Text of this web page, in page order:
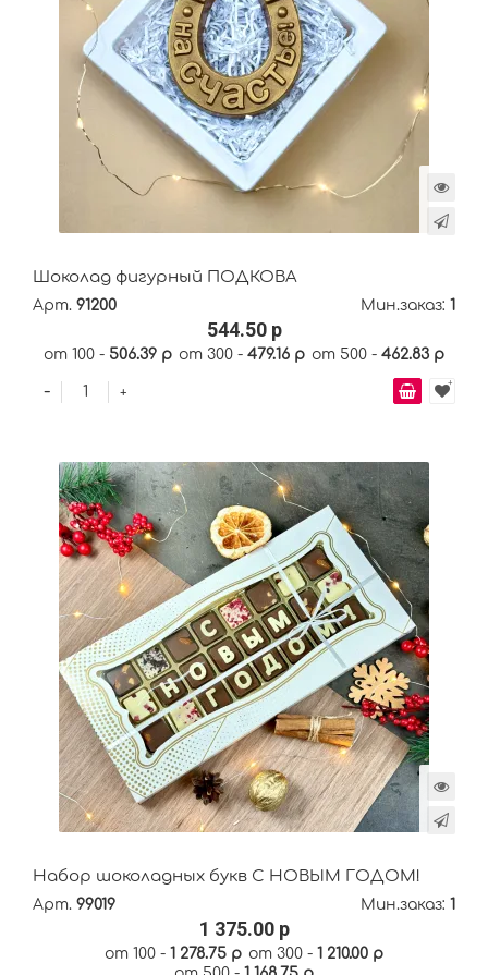
Шоколад фигурный ПОДКОВА
Арт. 91200 Мин.заказ: 1
544.50 р
от 100 - 506.39 р от 300 - 479.16 р от 500 - 462.83 р
+
-
Набор шоколадных букв С НОВЫМ ГОДОМ!
Арт. 99019 Мин.заказ: 1
1 375.00 р
от 100 - 1 278.75 р от 300 - 1 210.00 р